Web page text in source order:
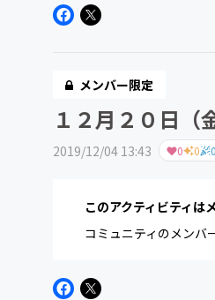
メンバー限定
１２月２０日（
2019/12/04 13:43 0 0 0
このアクティビティは
コミュニティのメンバ